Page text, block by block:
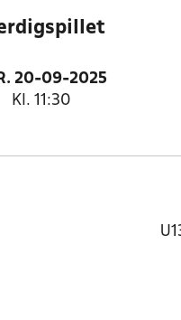
20-09-2025
Kl. 11:30